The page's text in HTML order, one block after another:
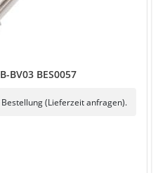
BV03 BES0057
(Lieferzeit anfragen).